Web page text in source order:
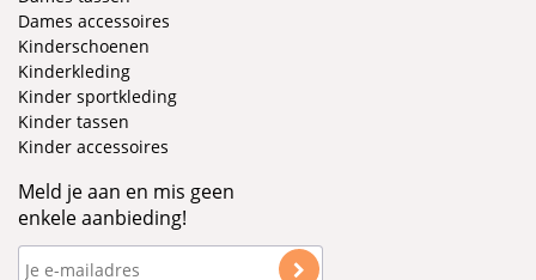
Dames accessoires
Kinderschoenen
Kinderkleding
Kinder sportkleding
Kinder tassen
Kinder accessoires
Meld je aan en mis geen
enkele aanbieding!